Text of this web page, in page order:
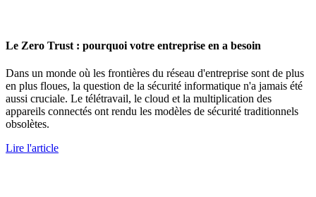
Le Zero Trust : pourquoi votre entreprise en a besoin
Dans un monde où les frontières du réseau d'entreprise sont de plus
en plus floues, la question de la sécurité informatique n'a jamais été
aussi cruciale. Le télétravail, le cloud et la multiplication des
appareils connectés ont rendu les modèles de sécurité traditionnels
obsolètes.
Lire l'article